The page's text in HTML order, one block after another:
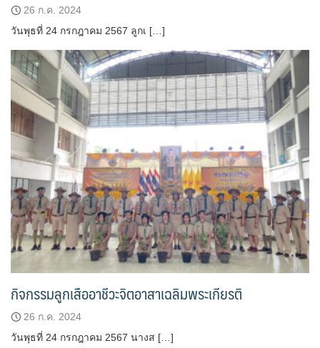
26 ก.ค. 2024
วันพุธที่ 24 กรกฎาคม 2567 ลูกเ […]
กิจกรรมลูกเสืออาชีวะจิตอาสาเฉลิมพระเกียรติ
26 ก.ค. 2024
วันพุธที่ 24 กรกฎาคม 2567 นางส […]